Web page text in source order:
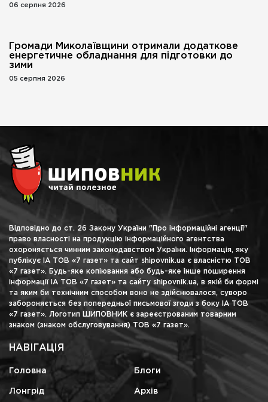
06 серпня 2026
Громади Миколаївщини отримали додаткове
енергетичне обладнання для підготовки до
зими
05 серпня 2026
Відповідно до ст. 26 Закону України "Про інформаційні агенції"
право власності на продукцію інформаційного агентства
охороняється чинним законодавством України. Інформація, яку
публікує ІА ТОВ «7 газет» та сайт shipovnik.ua є власністю ТОВ
«7 газет». Будь-яке копіювання або будь-яке інше поширення
інформації ІА ТОВ «7 газет» та сайту shipovnik.ua, в якій би формі
та яким би технічним способом воно не здійснювалося, суворо
забороняється без попередньої письмової згоди з боку ІА ТОВ
«7 газет». Логотип ШИПОВНИК є зареєстрованим товарним
знаком (знаком обслуговування) ТОВ «7 газет».
НАВІГАЦІЯ
Головна Блоги
Лонгрід Архів